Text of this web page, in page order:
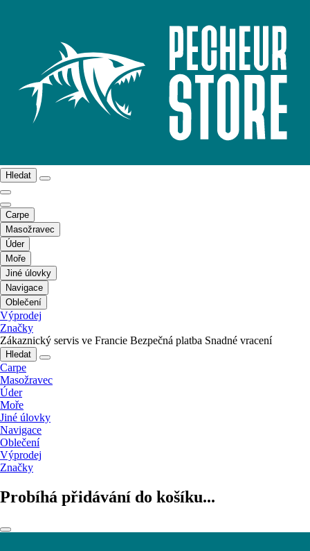
Hledat
Carpe
Masožravec
Úder
Moře
Jiné úlovky
Navigace
Oblečení
Výprodej
Značky
Zákaznický servis ve Francie Bezpečná platba Snadné vracení
Hledat
Carpe
Masožravec
Úder
Moře
Jiné úlovky
Navigace
Oblečení
Výprodej
Značky
Probíhá přidávání do košíku...